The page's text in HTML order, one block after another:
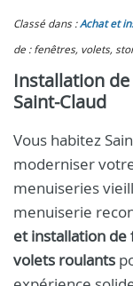
Classé dans :Achat et
de : fenêtres, volets,
Installation
Saint-Claud
Vous habitez
moderniser
menuiseries
menuiserie
et installation
volets roulants